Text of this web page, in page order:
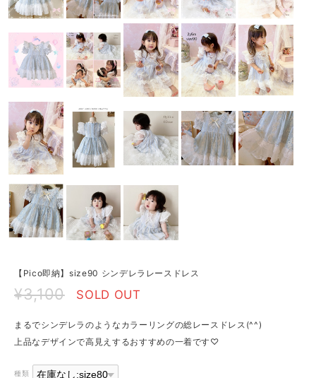
【Pico即納】size90 シンデレラレースドレス
¥3,100 SOLD OUT
まるでシンデレラのようなカラーリングの総レースドレス(^^)
上品なデザインで高見えするおすすめの一着です♡
種類